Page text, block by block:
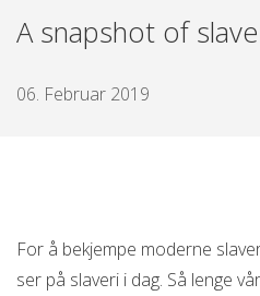
A snapshot of
06. Februar 2019
For å bekjempe moderne
ser på slaveri i dag. Så lenge